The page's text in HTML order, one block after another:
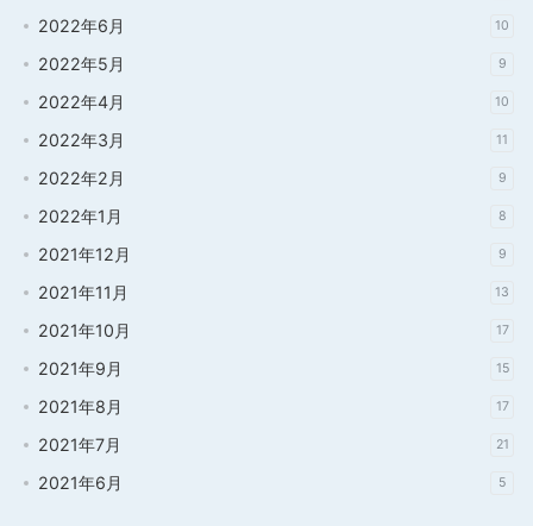
2022年6月 10
2022年5月 9
2022年4月 10
2022年3月 11
2022年2月 9
2022年1月 8
2021年12月 9
2021年11月 13
2021年10月 17
2021年9月 15
2021年8月 17
2021年7月 21
2021年6月 5